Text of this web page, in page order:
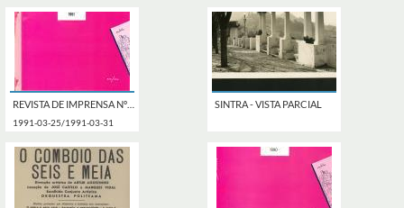
1991-03-25/1991-03-31
SINTRA - VISTA PARCIAL